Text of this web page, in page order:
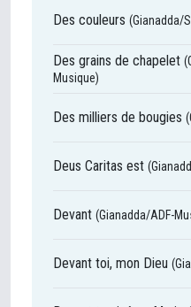
Des couleurs (Gianadda/
Des grains de chapelet
Musique)
Des milliers de bougies
Deus Caritas est
Devant (Gianadda/ADF-
Devant toi, mon Dieu